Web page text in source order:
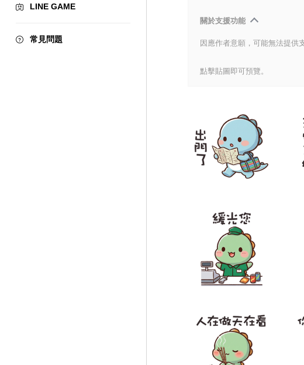
LINE GAME
常見問題
關於支援功能
因應作者意願，可能無法提供
點擊貼圖即可預覽。